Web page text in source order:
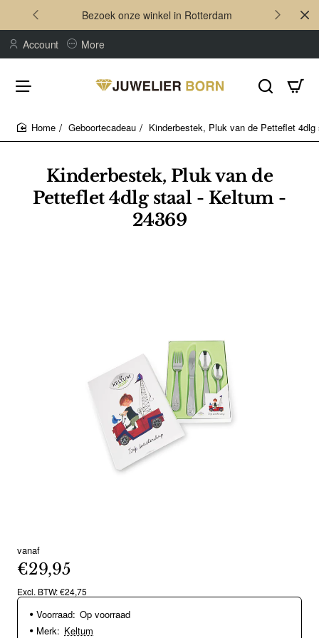
Bezoek onze winkel in Rotterdam
Account More
Kinderbestek, Pluk van de
Petteflet 4dlg staal - Keltum -
24369
Geboortecadeau Kinderbestek, Pluk van de Petteflet
vanaf
€29,95
Excl. BTW: €24,75
Voorraad: Op voorraad
Merk: Keltum